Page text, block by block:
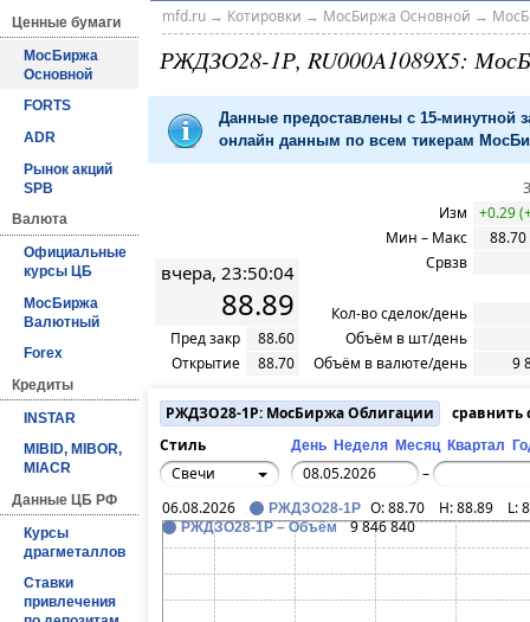
Ценные бумаги
МосБиржа
Основной
FORTS
ADR
Рынок акций
SPB
Валюта
Официальные
курсы ЦБ
МосБиржа
Валютный
Forex
Кредиты
INSTAR
MIBID, MIBOR,
MIACR
Данные ЦБ РФ
Курсы
драгметаллов
Ставки
привлечения
mfd.ru→ Котировки → МосБиржа Основной →
РЖДЗО28-1Р, RU000A1089X5:
Данные предоставлены с 15-минутной
онлайн данным по всем тикерам
вчера, 23:50:04
88.89
Пред закр
88.60
Открытие
88.70
Изм
+0.29
Мин – Макс
88.70
Срвзв
Кол-во сделок/день
Объём в шт/день
Объём в валюте/день
9
РЖДЗО28-1Р: МосБиржа Облигации
сравнить
Стиль
День Неделя Месяц Квартал
Свечи
–
06.08.2026
РЖДЗО28-1Р O:88.70 H:88.89 L:
РЖДЗО28-1Р – Объём 9 846 840